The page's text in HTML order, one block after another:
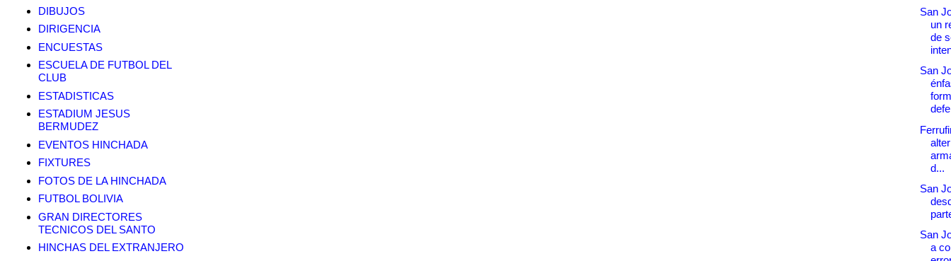
DIBUJOS
DIRIGENCIA
ENCUESTAS
ESCUELA DE FUTBOL DEL
CLUB
ESTADISTICAS
ESTADIUM JESUS
BERMUDEZ
EVENTOS HINCHADA
FIXTURES
FOTOS DE LA HINCHADA
FUTBOL BOLIVIA
GRAN DIRECTORES
TECNICOS DEL SANTO
HINCHAS DEL EXTRANJERO
San
un
de
San
d...
San
San
a